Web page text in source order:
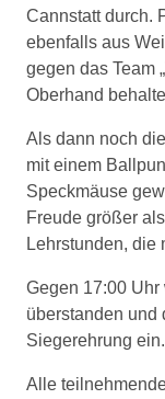
Cannstatt durch.
ebenfalls aus
gegen das Team
Oberhand
Als dann noch
mit einem
Speckmäuse
Freude größer
Lehrstunden, die
Gegen 17:00
überstanden und
Siegerehrung ein.
Alle